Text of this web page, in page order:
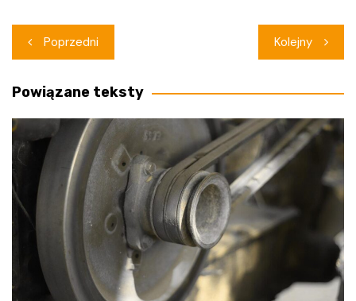
Nawigacja
wpisu
Poprzedni Kolejny
Powiązane teksty